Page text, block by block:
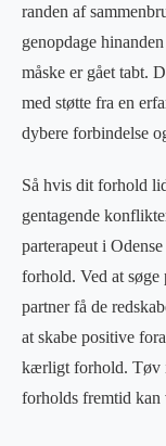
randen af
genopdage
måske er gået tabt.
med støtte fra en
dybere forbindelse
Så hvis dit forhold
gentagende
parterapeut i
forhold. Ved at søge
partner få de
at skabe positive
kærligt forhold. Tøv
forholds fremtid